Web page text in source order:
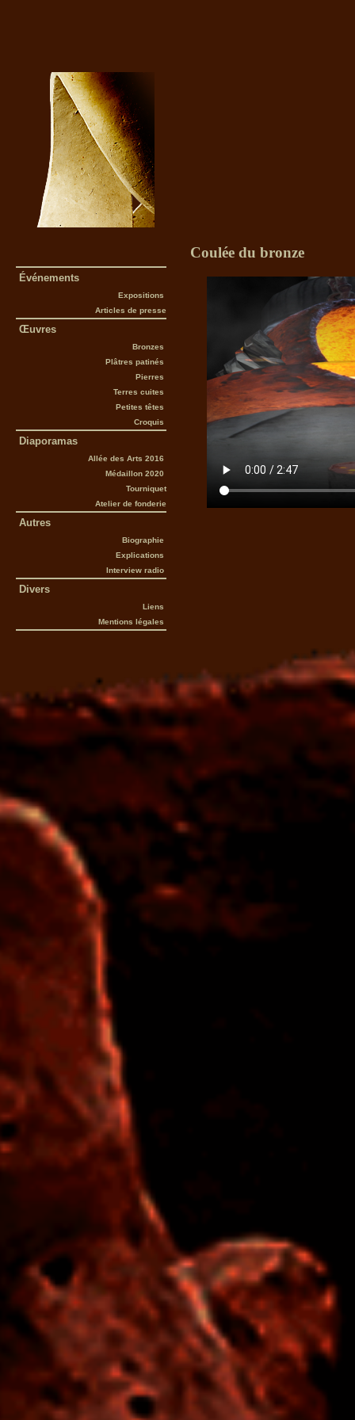
Événements
Expositions
Articles de presse
Œuvres
Bronzes
Plâtres patinés
Pierres
Terres cuites
Petites têtes
Croquis
Diaporamas
Allée des Arts 2016
Médaillon 2020
Tourniquet
Atelier de fonderie
Autres
Biographie
Explications
Interview radio
Divers
Liens
Mentions légales
Coulée du bronze